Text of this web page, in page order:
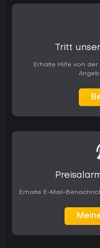
Tritt
Erhalte Hilfe von
Erhalte E-Mail-